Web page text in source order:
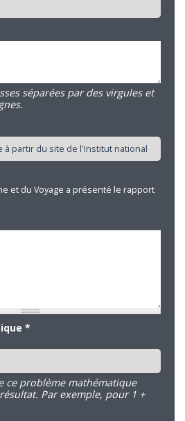
séparées par des virgules et
et du Voyage a présenté le rapport
*
ce problème mathématique
Par exemple, pour 1 +